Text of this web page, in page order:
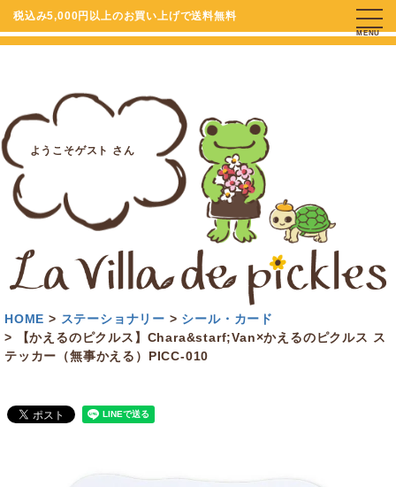
税込み5,000円以上のお買い上げで送料無料
ようこそゲスト さん
MENU
HOME ステーショナリー
シール・カード
【かえるのピクルス】Chara&starf;Van×かえるのピクルス ス
テッカー（無事かえる）PICC-010